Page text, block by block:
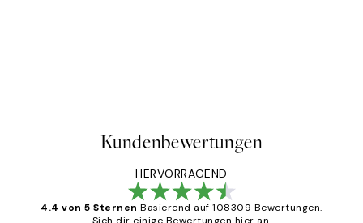
Kundenbewertungen
HERVORRAGEND
4.4 von 5 Sternen Basierend auf 108309 Bewertungen.